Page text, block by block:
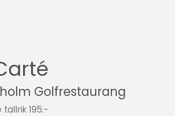
Golfrestaurang
195:-